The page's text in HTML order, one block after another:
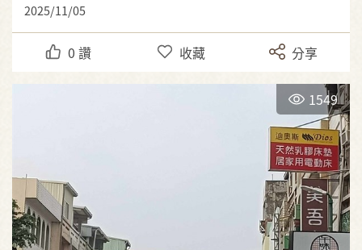
2025/11/05
0 讚 收藏 分享
1549